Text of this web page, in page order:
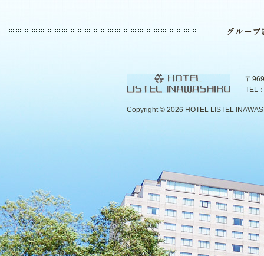
〒
TEL
Copyright © 2026 HOTEL LISTEL